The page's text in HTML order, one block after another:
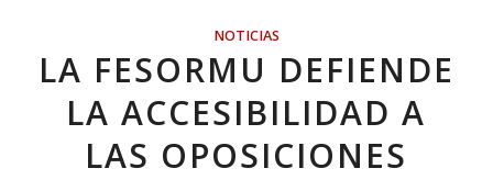
NOTICIAS
LA FESORMU DEFIENDE
LA ACCESIBILIDAD A
LAS OPOSICIONES